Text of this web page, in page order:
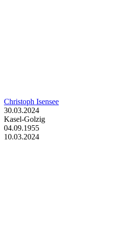
Christoph Isensee
30.03.2024
Kasel-Golzig
04.09.1955
10.03.2024